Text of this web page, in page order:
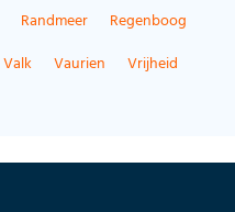
Randmeer
Regenboog
Valk Vaurien
Vrijheid